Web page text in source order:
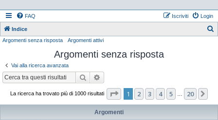
FAQ Login
Iscriviti
Indice
Argomenti senza risposta Argomenti attivi
Argomenti senza risposta
Vai alla ricerca avanzata
Cerca
La ricerca ha trovato più di 1000 risultati Pagina di 20
1 2 3 4 5 20
Argomenti